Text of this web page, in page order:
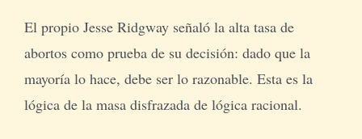
El propio Jesse Ridgway señaló la alta tasa de
abortos como prueba de su decisión: dado que la
mayoría lo hace, debe ser lo razonable. Esta es la
lógica de la masa disfrazada de lógica racional.